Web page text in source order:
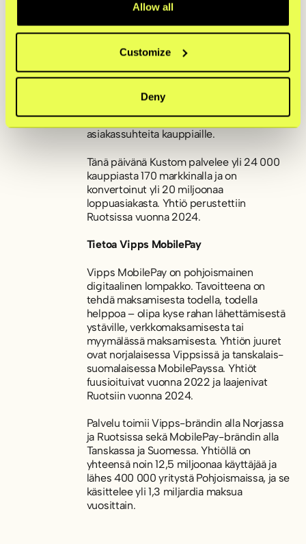
Allow all
Customize
Deny
Kustom on Pohjoismaiden markkinajohtaja
kassaratkaisuissa ja auttaa kauppiaita
ympäri Eurooppaa kasvamaan
konversiotehokkaan, helppokäyttöisen ja
osto­kokemuksesta sujuvan, läpinäkyvän ja
paikallisiin markkinoihin sekä
asiakasmieltymyksiin mukautuvan, Kustom
edistää vahvempia ja pitkäjänteisempiä
asiakassuhteita kauppiaille.
Tänä päivänä Kustom palvelee yli 24 000
kauppiasta 170 markkinalla ja on
konvertoinut yli 20 miljoonaa
loppuasiakasta. Yhtiö perustettiin
Ruotsissa vuonna 2024.
Tietoa Vipps MobilePay
Vipps MobilePay on pohjoismainen
digitaalinen lompakko. Tavoitteena on
tehdä maksamisesta todella, todella
helppoa – olipa kyse rahan lähettämisestä
ystäville, verkkomaksamisesta tai
myymälässä maksamisesta. Yhtiön juuret
ovat norjalaisessa Vippsissä ja tanskalais-
suomalaisessa MobilePayssa. Yhtiöt
fuusioituivat vuonna 2022 ja laajenivat
Ruotsiin vuonna 2024.
Palvelu toimii Vipps-brändin alla Norjassa
ja Ruotsissa sekä MobilePay-brändin alla
Tanskassa ja Suomessa. Yhtiöllä on
yhteensä noin 12,5 miljoonaa käyttäjää ja
lähes 400 000 yritystä Pohjoismaissa, ja se
käsittelee yli 1,3 miljardia maksua
vuosittain.